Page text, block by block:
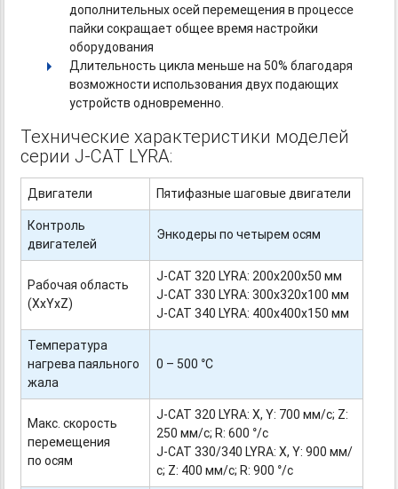
дополнительных осей перемещения в процессе
пайки сокращает общее время настройки
оборудования
Длительность цикла меньше на 50% благодаря
возможности использования двух подающих
устройств одновременно.
Технические характеристики моделей
серии J-CAT LYRA:
Двигатели
Пятифазные шаговые двигатели
Контроль
двигателей
Энкодеры по четырем осям
Рабочая область
(XxYxZ)
J-CAT 320 LYRA: 200x200х50 мм
J-CAT 330 LYRA: 300х320х100 мм
J-CAT 340 LYRA: 400х400х150 мм
Температура
нагрева паяльного
жала
0 – 500 °С
Макс. скорость
перемещения
по осям
J-CAT 320 LYRA: X, Y: 700 мм/с; Z:
250 мм/с; R: 600 °/с
J-CAT 330/340 LYRA: X, Y: 900 мм/
с; Z: 400 мм/с; R: 900 °/с